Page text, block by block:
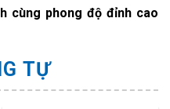
cùng phong độ đỉnh cao
TỰ